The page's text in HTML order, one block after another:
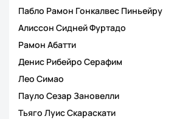
Пабло Рамон Гонкалвес Пиньейру
Алиссон Сидней Фуртадо
Рамон Абатти
Денис Рибейро Серафим
Лео Симао
Пауло Сезар Зановелли
Тьяго Луис Скараскати